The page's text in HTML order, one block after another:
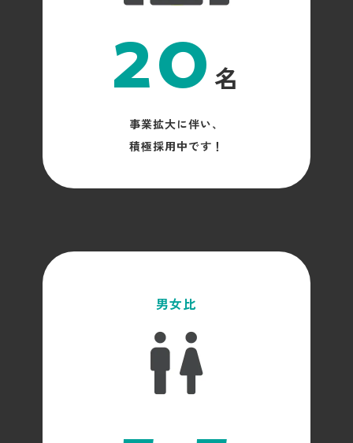
20 名
事業拡大に伴い、
積極採用中です！
男女比